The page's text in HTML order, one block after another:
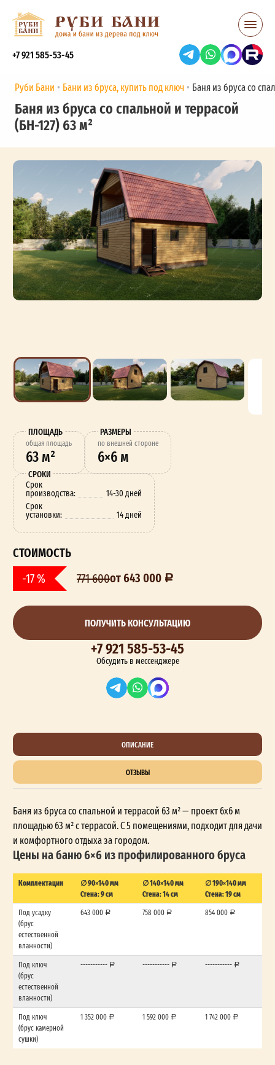
+7 921 585-53-45
Руби Бани Бани из бруса, купить под ключ Баня из бруса со
Баня из бруса со спальной и террасой
(БН-127) 63 м²
ПЛОЩАДЬ
oбщая площадь
63 м²
РАЗМЕРЫ
по внешней стороне
6×6 м
СРОКИ
Срок
производства:
14-30 дней
Срок
установки: 14 дней
СТОИМОСТЬ
-17 % 771 600от 643 000
ПОЛУЧИТЬ КОНСУЛЬТАЦИЮ
+7 921 585-53-45
Обсудить в мессенджере
ОПИСАНИЕ
ОТЗЫВЫ
Баня из бруса со спальной и террасой 63 м² — проект 6x6 м
площадью 63 м² с террасой. С 5 помещениями, подходит для дачи
и комфортного отдыха за городом.
Цены на баню 6×6 из профилированного бруса
Комплектации
∅ 90×140 мм
Стена: 9 см
∅ 140×140 мм
Стена: 14 см
∅ 190×140 мм
Стена: 19 см
Под усадку
(брус
естественной
влажности)
643 000 758 000 854 000
Под ключ
(брус
естественной
влажности)
----------- ----------- -----------
Под ключ
(брус камерной
сушки)
1 352 000 1 592 000 1 742 000